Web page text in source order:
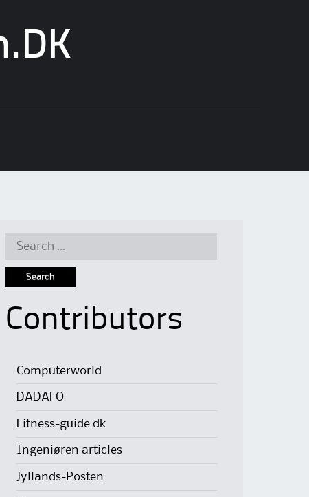
Search
Contributors
Computerworld
DADAFO
Fitness-guide.dk
Ingeniøren articles
Jyllands-Posten